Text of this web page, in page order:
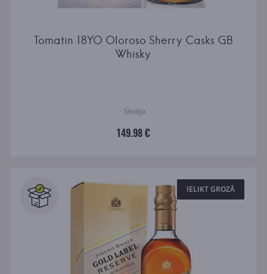
Tomatin 18YO Oloroso Sherry Casks GB
Whisky
· Skotija
149.98 €
IELIKT GROZĀ